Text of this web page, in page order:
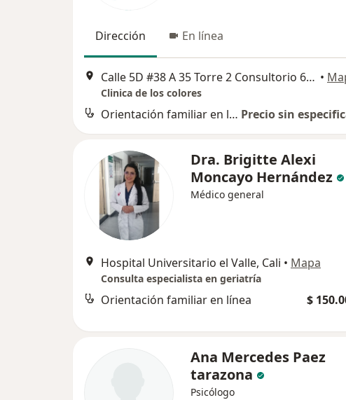
Dirección En línea
Calle 5D #38 A 35 Torre 2 Consultorio 611, Cali •
Clinica de los colores
Orientación familiar en línea Precio sin
Dra. Brigitte Alexi
Moncayo Hernández
Médico general
Hospital Universitario el Valle, Cali • Mapa
Consulta especialista en geriatría
Orientación familiar en línea $
Ana Mercedes Paez
tarazona
Psicólogo